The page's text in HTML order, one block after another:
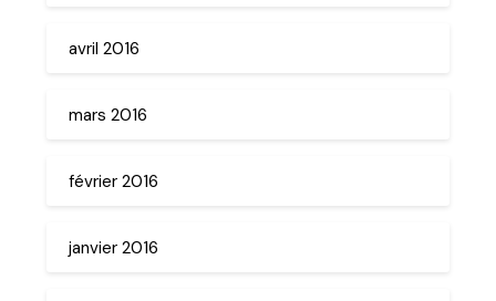
avril 2016
mars 2016
février 2016
janvier 2016